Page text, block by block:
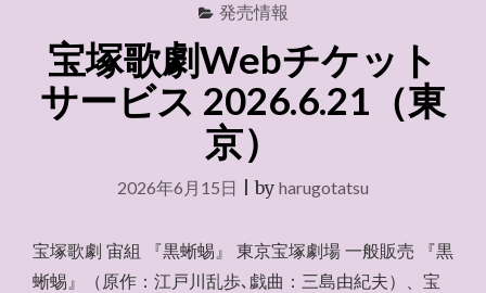
楽）』
2026.7.5"
発売情報
宝塚歌劇Webチケット
サービス 2026.6.21（東
京）
2026年6月15日 |by harugotatsu
宝塚歌劇 宙組 『黒蜥蜴』 東京宝塚劇場 一般販売 『黒
蜥蜴』（原作：江戸川乱歩､戯曲：三島由紀夫）、宝